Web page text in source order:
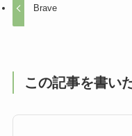
Brave
この記事を書い